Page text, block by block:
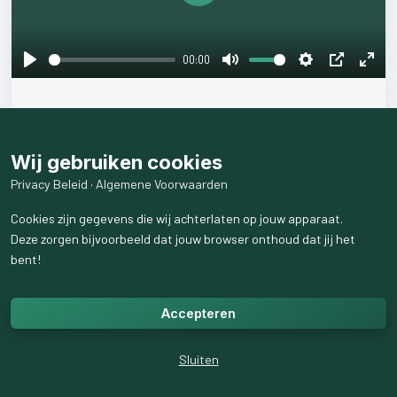
Play
00:00
Mute Settings
PIP
Enter
Wij gebruiken cookies
Privacy Beleid · Algemene Voorwaarden
Cookies zijn gegevens die wij achterlaten op jouw apparaat.
Deze zorgen bijvoorbeeld dat jouw browser onthoud dat jij het
bent!
Accepteren
Sluiten